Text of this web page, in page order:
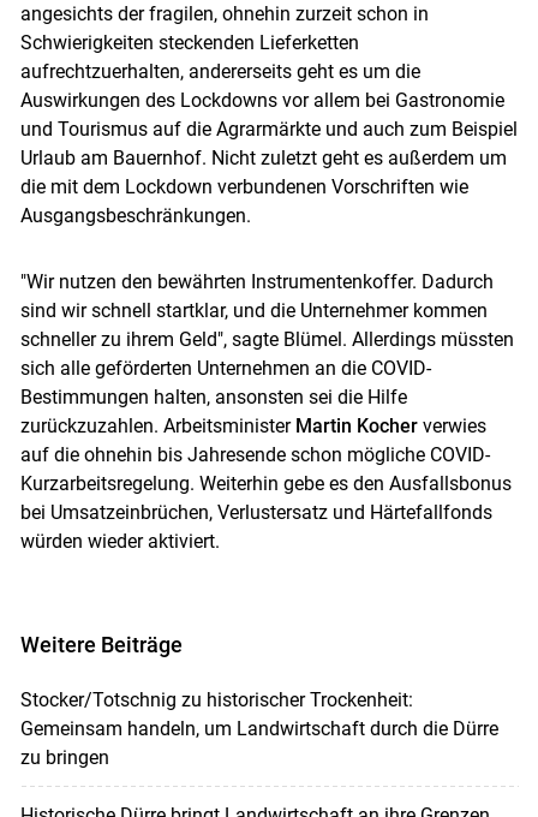
angesichts der fragilen, ohnehin zurzeit schon in
Schwierigkeiten steckenden Lieferketten
aufrechtzuerhalten, andererseits geht es um die
Auswirkungen des Lockdowns vor allem bei Gastronomie
und Tourismus auf die Agrarmärkte und auch zum Beispiel
Urlaub am Bauernhof. Nicht zuletzt geht es außerdem um
die mit dem Lockdown verbundenen Vorschriften wie
Ausgangsbeschränkungen.
"Wir nutzen den bewährten Instrumentenkoffer. Dadurch
sind wir schnell startklar, und die Unternehmer kommen
schneller zu ihrem Geld", sagte Blümel. Allerdings müssten
sich alle geförderten Unternehmen an die COVID-
Bestimmungen halten, ansonsten sei die Hilfe
zurückzuzahlen. Arbeitsminister Martin Kocherverwies
auf die ohnehin bis Jahresende schon mögliche COVID-
Kurzarbeitsregelung. Weiterhin gebe es den Ausfallsbonus
bei Umsatzeinbrüchen, Verlustersatz und Härtefallfonds
würden wieder aktiviert.
Weitere Beiträge
Stocker/Totschnig zu historischer Trockenheit:
Gemeinsam handeln, um Landwirtschaft durch die Dürre
zu bringen